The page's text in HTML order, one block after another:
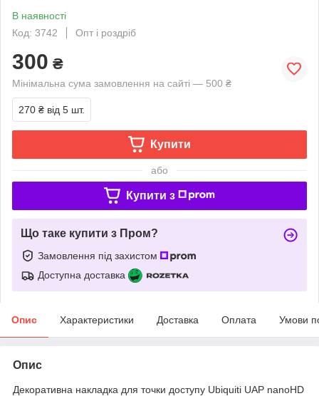
В наявності
Код: 3742
Опт і роздріб
300 ₴
Мінімальна сума замовлення на сайті — 500 ₴
270 ₴ від 5 шт.
Купити
або
Купити з
Що таке купити з Пром?
Замовлення під захистом
Доступна доставка
Опис Характеристики Доставка Оплата Умови
Опис
Декоративна накладка для точки доступу Ubiquiti UAP nanoHD